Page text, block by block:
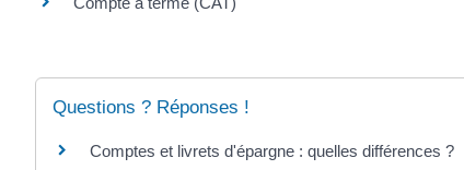
Questions ? Réponses !
Comptes et livrets d'épargne : quelles différences ?